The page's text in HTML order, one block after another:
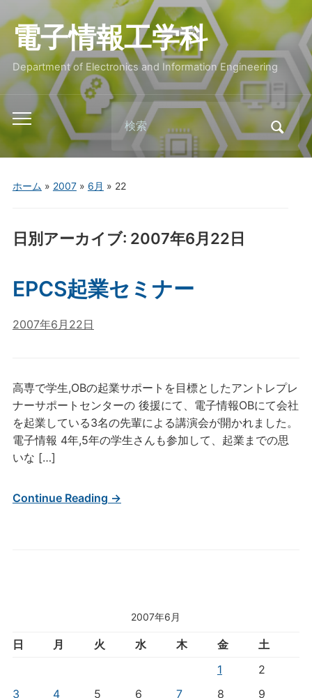
電子情報工学科
Department of Electronics and Information Engineering
Toggle
mobile
menu
Search
for:
ホーム » 2007» 6月 » 22
日別アーカイブ: 2007年6月22日
2007年6月
日 月 火 水 木 金
土
1
2
3
4 5 6 7 8
9
EPCS起業セミナー
2007年6月22日
高専で学生,OBの起業サポートを目標としたアントレプレ
ナーサポートセンターの 後援にて、電子情報OBにて会社
を起業している3名の先輩による講演会が開かれました。
電子情報 4年,5年の学生さんも参加して、起業までの思
いな […]
Continue Reading →